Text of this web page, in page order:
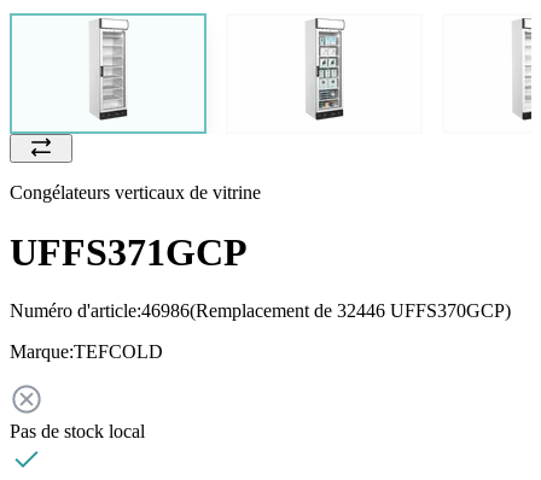
Congélateurs verticaux de vitrine
UFFS371GCP
Numéro d'article:46986(Remplacement de 32446 UFFS370GCP)
Marque:TEFCOLD
Pas de stock local